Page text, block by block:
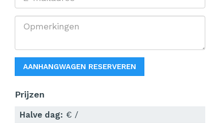
AANHANGWAGEN RESERVEREN
Prijzen
Halve dag: € /